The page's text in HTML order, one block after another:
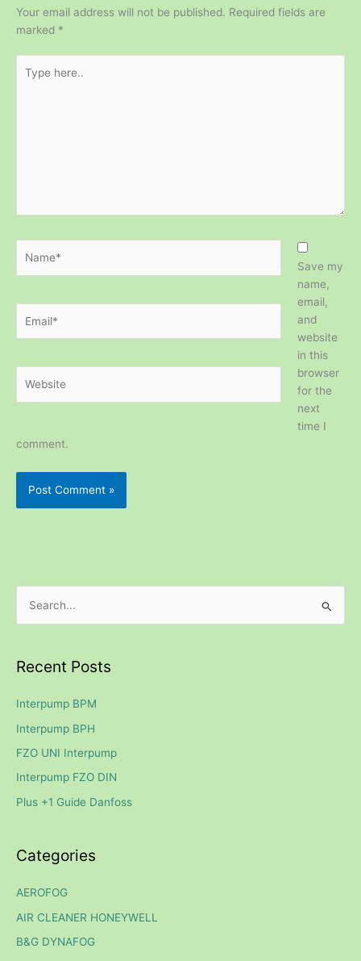
Your email address will not be published. Required fields are
marked *
here..
Save my
name,
email,
and
website
in this
browser
for the
next
time I
comment.
r
o
r
:
Recent Posts
Interpump BPM
Interpump BPH
FZO UNI Interpump
Interpump FZO DIN
Plus +1 Guide Danfoss
Categories
AEROFOG
AIR CLEANER HONEYWELL
B&G DYNAFOG